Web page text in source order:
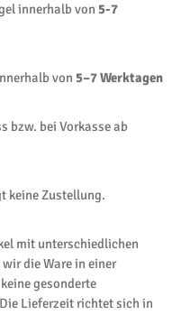
innerhalb von 5-7
von 5–7 Werktagen
bzw. bei Vorkasse ab
keine Zustellung.
mit unterschiedlichen
die Ware in einer
gesonderte
Lieferzeit richtet sich in